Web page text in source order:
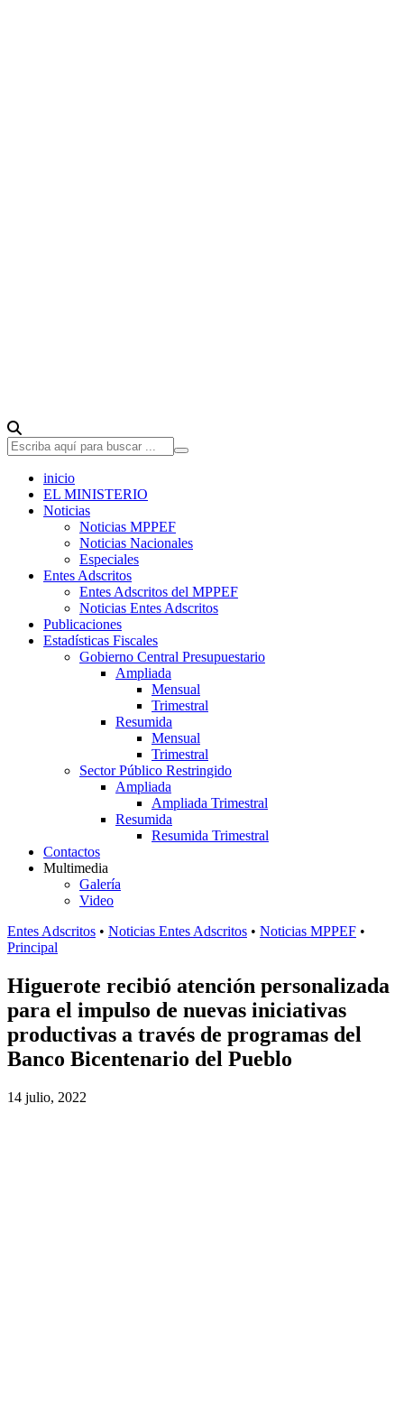
inicio
EL MINISTERIO
Noticias
Noticias MPPEF
Noticias Nacionales
Especiales
Entes Adscritos
Entes Adscritos del MPPEF
Noticias Entes Adscritos
Publicaciones
Estadísticas Fiscales
Gobierno Central Presupuestario
Ampliada
Mensual
Trimestral
Resumida
Mensual
Trimestral
Sector Público Restringido
Ampliada
Ampliada Trimestral
Resumida
Resumida Trimestral
Contactos
Multimedia
Galería
Video
Entes Adscritos • Noticias Entes Adscritos • Noticias MPPEF •
Principal
Higuerote recibió atención personalizada
para el impulso de nuevas iniciativas
productivas a través de programas del
Banco Bicentenario del Pueblo
14 julio, 2022